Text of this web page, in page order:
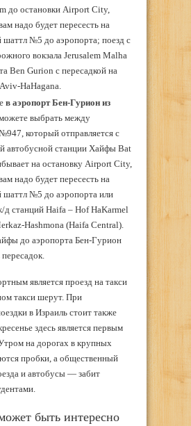
до остановки Airport City,
надо будет пересесть на
шаттл №5 до аэропорта; поезд с
вокзала Jerusalem Malha
Ben Gurion с пересадкой на
HaHagana.
в аэропорт Бен-Гурион из
выбрать между
который отправляется с
автобусной станции Хайфы Bat
на остановку Airport City,
надо будет пересесть на
шаттл №5 до аэропорта или
д станций Haifa – Hof HaKarmel
Hashmona (Haifa Central).
до аэропорта Бен-Гурион
пересадок.
является проезд на такси
такси шерут. При
в Израиль стоит также
здесь является первым
на дорогах в крупных
пробки, а общественный
и автобусы — забит
быть интересно